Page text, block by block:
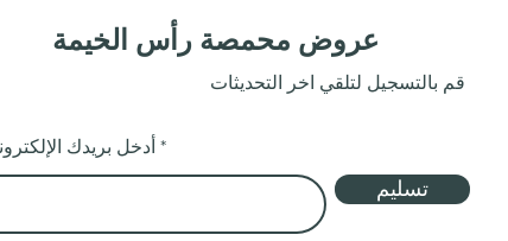
عروض محمصة رأس الخيمة
أدخل بريدك
تسليم